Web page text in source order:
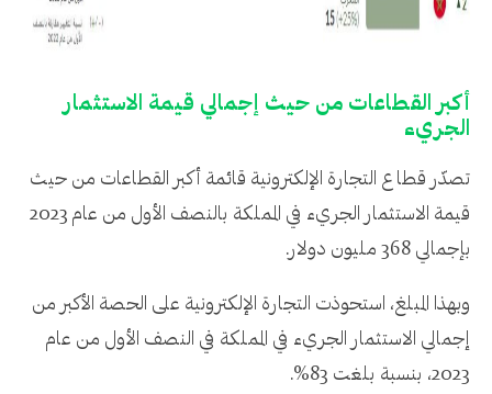
أكبر القطاعات من حيث إجمالي قيمة الاستثمار
الجريء
تصدّر قطاع التجارة الإلكترونية قائمة أكبر القطاعات من حيث
قيمة الاستثمار الجريء في المملكة بالنصف الأول من عام 2023
بإجمالي 368 مليون دولار.
وبهذا المبلغ، استحوذت التجارة الإلكترونية على الحصة الأكبر من
إجمالي الاستثمار الجريء في المملكة في النصف الأول من عام
2023، بنسبة بلغت 83%.